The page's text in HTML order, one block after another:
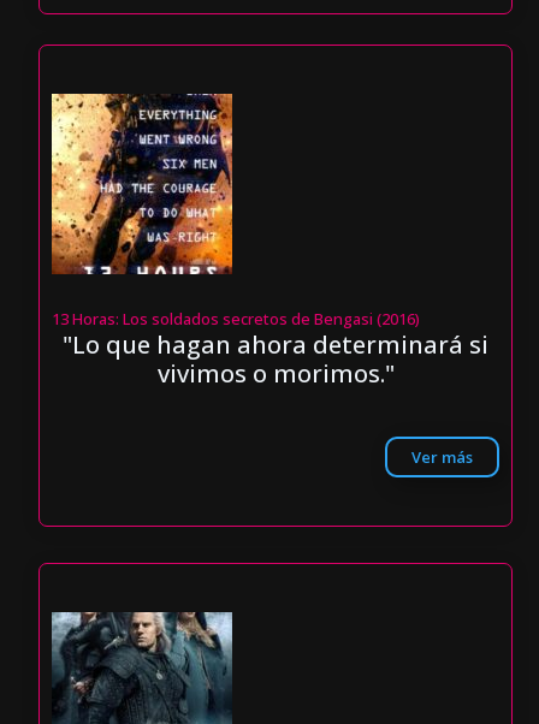
13 Horas: Los soldados secretos de Bengasi (2016)
"Lo que hagan ahora determinará si
vivimos o morimos."
Ver más